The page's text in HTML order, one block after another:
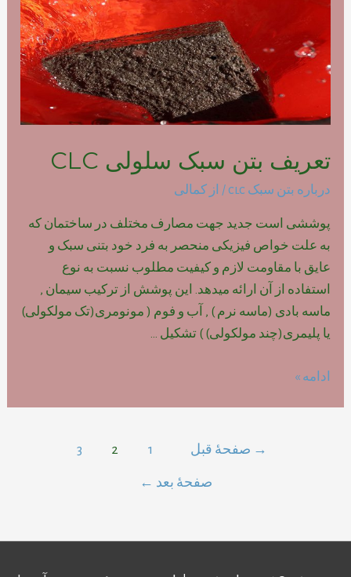
تعریف بتن سبک سلولی CLC
درباره بتن سبک clc / از کمالی
پوششی است جدید جهت مصارف مختلف در ساختمان که
به علت خواص فیزیکی منحصر به فرد خود بتنی سبک و
عایق با مقاومت لازم و کیفیت مطلوب نسبت به نوع
استفاده از آن ارائه میدهد. این پوشش از ترکیب سیمان ,
ماسه بادی (ماسه نرم ) , آب و فوم ( مونومری(تک مولکولی)
یا پلیمری(چند مولکولی) ) تشکیل …
تعریف
ادامه »
→ صفحهٔ قبل 1
2
3
صفحهٔ بعد ←